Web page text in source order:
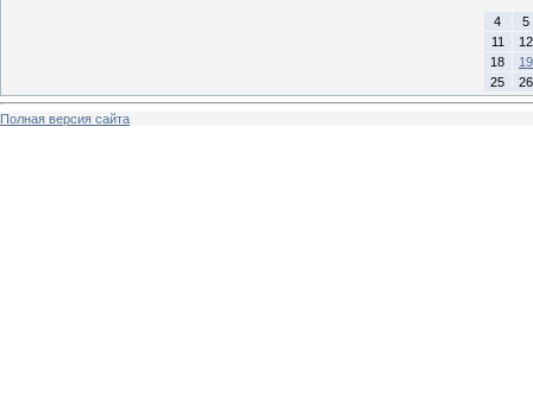
4
5
11
12
18
19
25
26
Полная версия сайта